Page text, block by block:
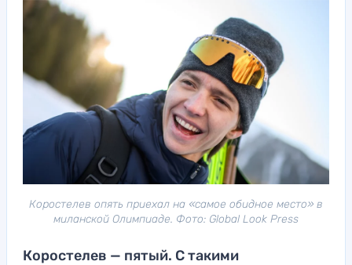
Коростелев опять приехал на «самое обидное место» в
миланской Олимпиаде. Фото: Global Look Press
Коростелев — пятый. С такими